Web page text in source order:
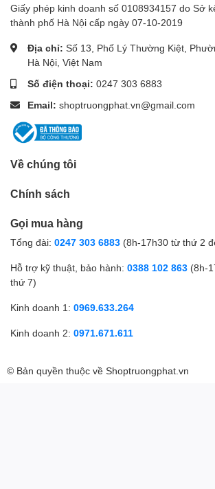
Giấy phép kinh doanh số 0108934157 do Sở
thành phố Hà Nội cấp ngày 07-10-2019
Địa chỉ: Số 13, Phố Lý Thường Kiệt,
Hà Nội, Việt Nam
Số điện thoại: 0247 303 6883
Email: shoptruongphat.vn@gmail.com
Về chúng tôi
Chính sách
Gọi mua hàng
Tổng đài: 0247 303 6883 (8h-17h30 từ thứ 2
Hỗ trợ kỹ thuật, bảo hành: 0388 102 863 (8h-
thứ 7)
Kinh doanh 1: 0969.633.264
Kinh doanh 2: 0971.671.611
© Bản quyền thuộc về Shoptruongphat.vn